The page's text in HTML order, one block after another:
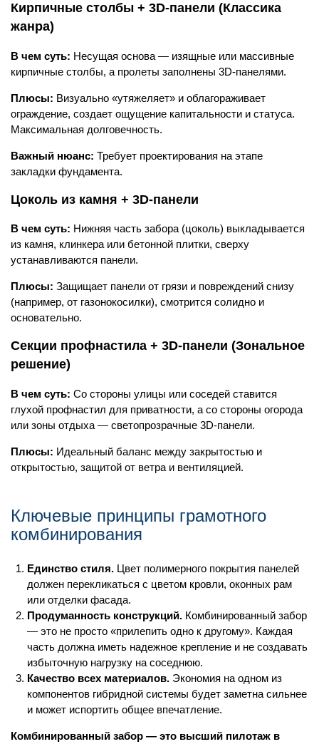
Кирпичные столбы + 3D-панели (Классика
жанра)
В чем суть: Несущая основа — изящные или массивные
кирпичные столбы, а пролеты заполнены 3D-панелями.
Плюсы: Визуально «утяжеляет» и облагораживает
ограждение, создает ощущение капитальности и статуса.
Максимальная долговечность.
Важный нюанс: Требует проектирования на этапе
закладки фундамента.
Цоколь из камня + 3D-панели
В чем суть: Нижняя часть забора (цоколь) выкладывается
из камня, клинкера или бетонной плитки, сверху
устанавливаются панели.
Плюсы: Защищает панели от грязи и повреждений снизу
(например, от газонокосилки), смотрится солидно и
основательно.
Секции профнастила + 3D-панели (Зональное
решение)
В чем суть: Со стороны улицы или соседей ставится
глухой профнастил для приватности, а со стороны огорода
или зоны отдыха — светопрозрачные 3D-панели.
Плюсы: Идеальный баланс между закрытостью и
открытостью, защитой от ветра и вентиляцией.
Ключевые принципы грамотного
комбинирования
Единство стиля.Цвет полимерного покрытия панелей
должен перекликаться с цветом кровли, оконных рам
или отделки фасада.
Продуманность конструкций.Комбинированный забор
— это не просто «прилепить одно к другому». Каждая
часть должна иметь надежное крепление и не создавать
избыточную нагрузку на соседнюю.
Качество всех материалов.Экономия на одном из
компонентов гибридной системы будет заметна сильнее
и может испортить общее впечатление.
Комбинированный забор — это высший пилотаж в